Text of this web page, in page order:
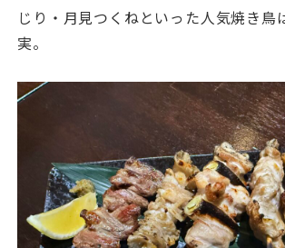
じり・月見つくねといった人気焼き鳥
実。